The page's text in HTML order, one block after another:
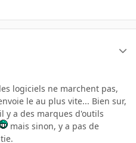
logiciels ne marchent pas,
le au plus vite... Bien sur,
y a des marques d'outils
mais sinon, y a pas de